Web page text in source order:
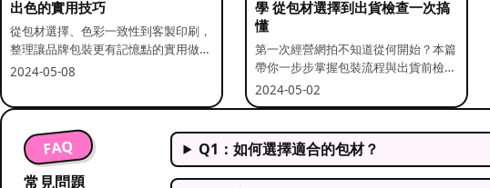
出色的實用技巧
從包材選擇、色彩一致性到客製印刷，
整理讓品牌包裝更有記憶點的實用做
法。
2024-05-08
學 從包材選擇到出貨檢查一次搞
懂
第一次經營網拍不知道從何開始？本篇
帶你一步步掌握包裝流程與出貨前檢查
重點。
2024-05-02
FAQ
常見問題
Q1：如何選擇適合的包材？